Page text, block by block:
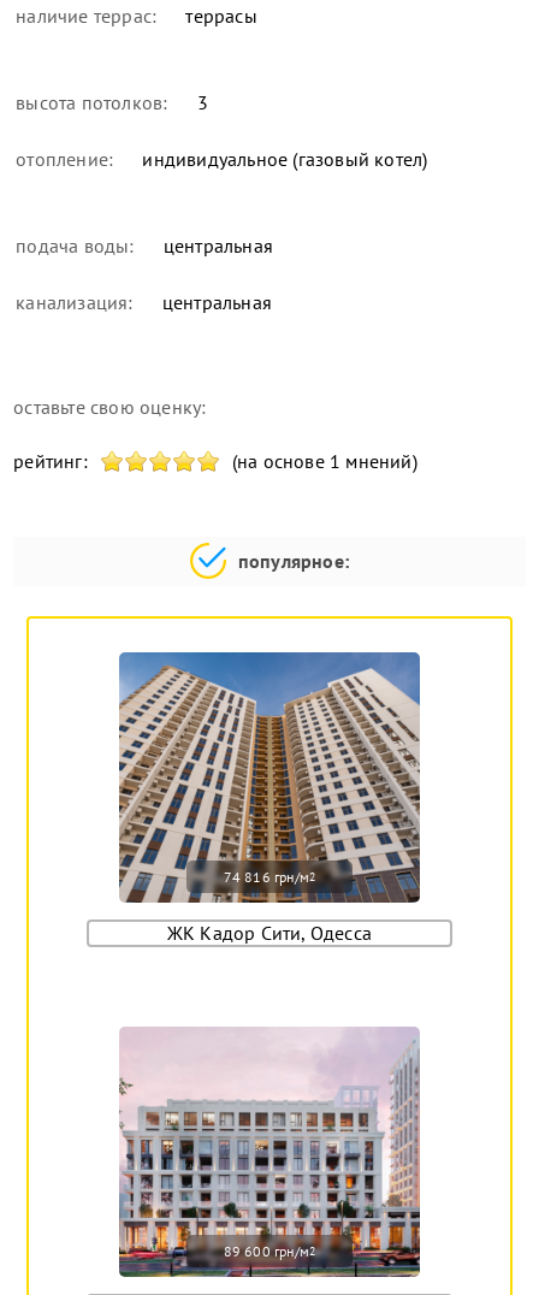
наличие террас: террасы
высота потолков: 3
отопление: индивидуальное (газовый котел)
подача воды: центральная
канализация: центральная
оставьте свою оценку:
рейтинг: (на основе 1 мнений)
популярное:
74 816 грн/м2
ЖК Кадор Сити, Одесса
89 600 грн/м2